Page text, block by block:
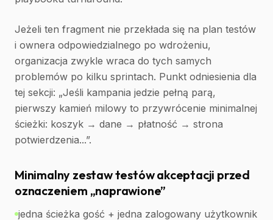
Jeżeli ten fragment nie przekłada się na plan testów
i ownera odpowiedzialnego po wdrożeniu,
organizacja zwykle wraca do tych samych
problemów po kilku sprintach. Punkt odniesienia dla
tej sekcji: „Jeśli kampania jedzie pełną parą,
pierwszy kamień milowy to przywrócenie minimalnej
ścieżki: koszyk → dane → płatność → strona
potwierdzenia...”.
Minimalny zestaw testów akceptacji przed
oznaczeniem „naprawione”
jedna ścieżka gość + jedna zalogowany użytkownik